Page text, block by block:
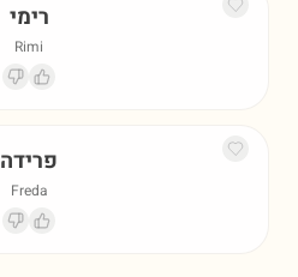
רימי
Rimi
פרידה
Freda